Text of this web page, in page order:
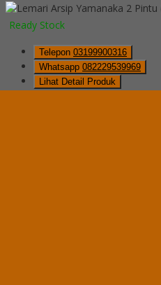
Ready Stock
Telepon 03199900316
Whatsapp 082229539969
Lihat Detail Produk